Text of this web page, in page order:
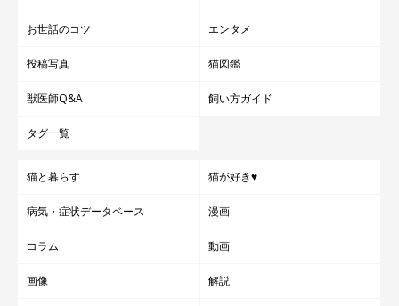
お世話のコツ エンタメ
投稿写真 猫図鑑
獣医師Q&A 飼い方ガイド
タグ一覧
猫と暮らす 猫が好き♥
病気・症状データベース 漫画
コラム 動画
画像 解説